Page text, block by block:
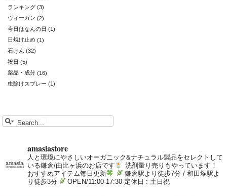
ランキング (3)
ヴィーガン (2)
今日はなんの日 (1)
日焼け止め (1)
石けん (32)
祝日 (5)
薬品・成分 (16)
虫除けスプレー (1)
amasiastore
人と環境にやさしいオーガニック&ナチュラル製品をセレクトして
いる鎌倉/由比ヶ浜のお店です
洗剤量り売りもやっています！
おすすめアイテム毎日更新
鎌倉駅より徒歩7分 / 和田塚駅よ
り徒歩3分
OPEN/11:00-17:30 定休日 : 土日祝